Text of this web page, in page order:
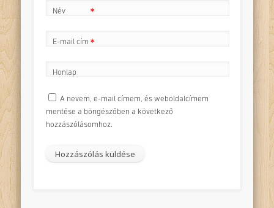
Név *
E-mail cím *
Honlap
A nevem, e-mail címem, és weboldalcímem
mentése a böngészőben a következő
hozzászólásomhoz.